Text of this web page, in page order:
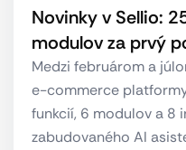
Novinky v Sellio:
modulov za prvý
Medzi februárom a
e-commerce
funkcií, 6 modulov a 8
zabudovaného AI